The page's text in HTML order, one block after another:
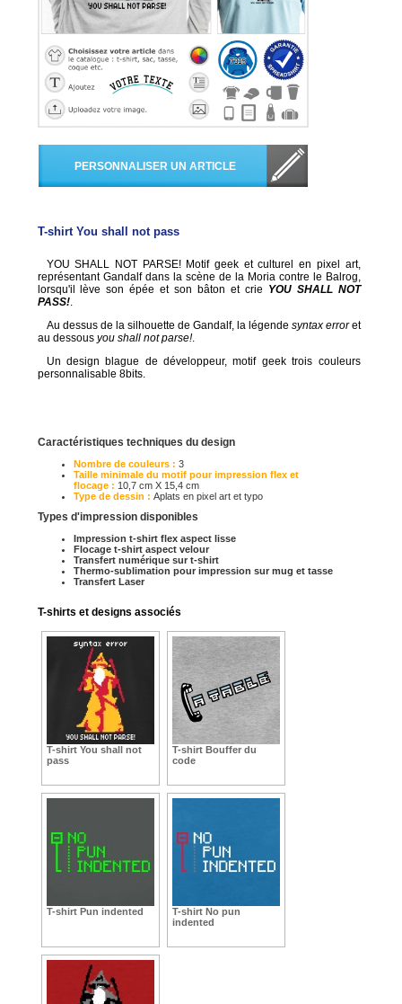
T-shirt You shall not pass
YOU SHALL NOT PARSE! Motif geek et culturel en pixel art,
représentant Gandalf dans la scène de la Moria contre le Balrog,
lorsqu'il lève son épée et son bâton et crie YOU SHALL NOT
PASS!.
Au dessus de la silhouette de Gandalf, la légende syntax erroret
au dessous you shall not parse!.
Un design blague de développeur, motif geek trois couleurs
personnalisable 8bits.
Caractéristiques techniques du design
Nombre de couleurs : 3
Taille minimale du motif pour impression flex et
flocage : 10,7 cm X 15,4 cm
Type de dessin : Aplats en pixel art et typo
Types d'impression disponibles
Impression t-shirt flex aspect lisse
Flocage t-shirt aspect velour
Transfert numérique sur t-shirt
Thermo-sublimation pour impression sur mug et tasse
Transfert Laser
T-shirts et designs associés
T-shirt You shall not
pass
T-shirt Bouffer du
code
T-shirt Pun indented
T-shirt No pun
indented